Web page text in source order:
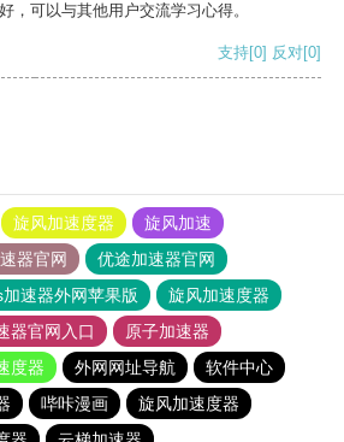
，可以与其他用户交流学习心得。
支持[0] 反对[0]
旋风加速度器
旋风加速
器官网
优途加速器官网
速器外网苹果版
旋风加速度器
器官网入口
原子加速器
度器 外网网址导航
软件中心
哔咔漫画
旋风加速度器